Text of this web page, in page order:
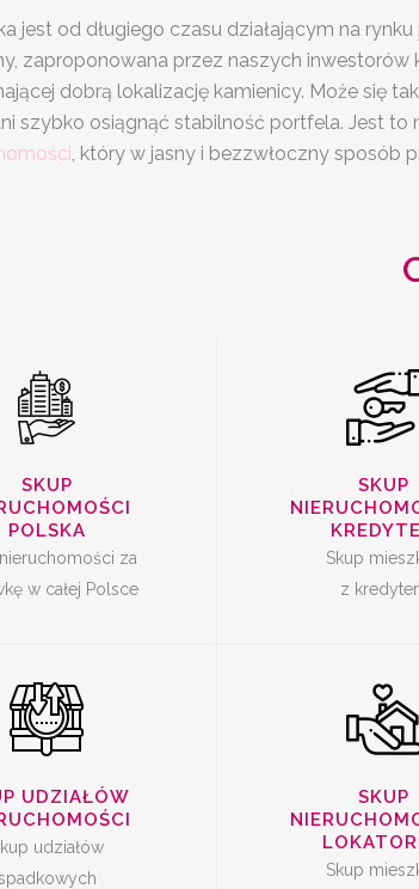
jest od długiego czasu działającym na
zaproponowana przez naszych
dobrą lokalizację kamienicy. Może się
szybko osiągnąć stabilność portfela. Jest
, który w jasny i bezzwłoczny sposób
SKUP
POLSKA
za
w całej Polsce
SKUP
SKUP
Skup
z
SKUP
UDZIAŁÓW
udziałów
W
SKUP
Skup